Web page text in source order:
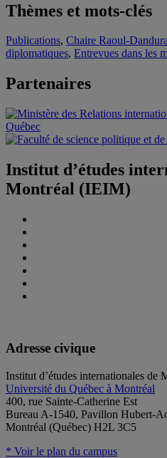
Thèmes et mots-clés
Publications, Chaire Raoul-
diplomatiques, Entrevues dans les
Partenaires
Institut d’études
Montréal (IEIM)
Adresse civique
Institut d’études internationales de
Université du Québec à Montréal
400, rue Sainte-Catherine Est
Bureau A-1540, Pavillon Hubert-
Montréal (Québec) H2L 3C5
* Voir le plan du campus